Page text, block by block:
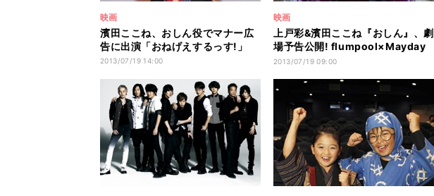
映画
濱田ここね、おしん役でマナー広
告に出演「おねげえするっす!」
2013/07/19 14:00
映画
上戸彩&濱田ここね『おしん』、劇
場予告公開! flumpool×Mayday
の主題歌も
2013/07/19 09:00